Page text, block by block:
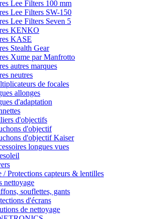
Lee Filters 100 mm
Lee Filters SW-150
Lee Filters Seven 5
KENKO
KASE
Stealth Gear
Xume par Manfrotto
autres marques
neutres
de focales
allonges
d'adaptation
d'objectifs
d'objectif
d'objectif Kaiser
longues vues
/ Protections capteurs & lentilles
nettoyage
souflettes, gants
d'écrans
de nettoyage